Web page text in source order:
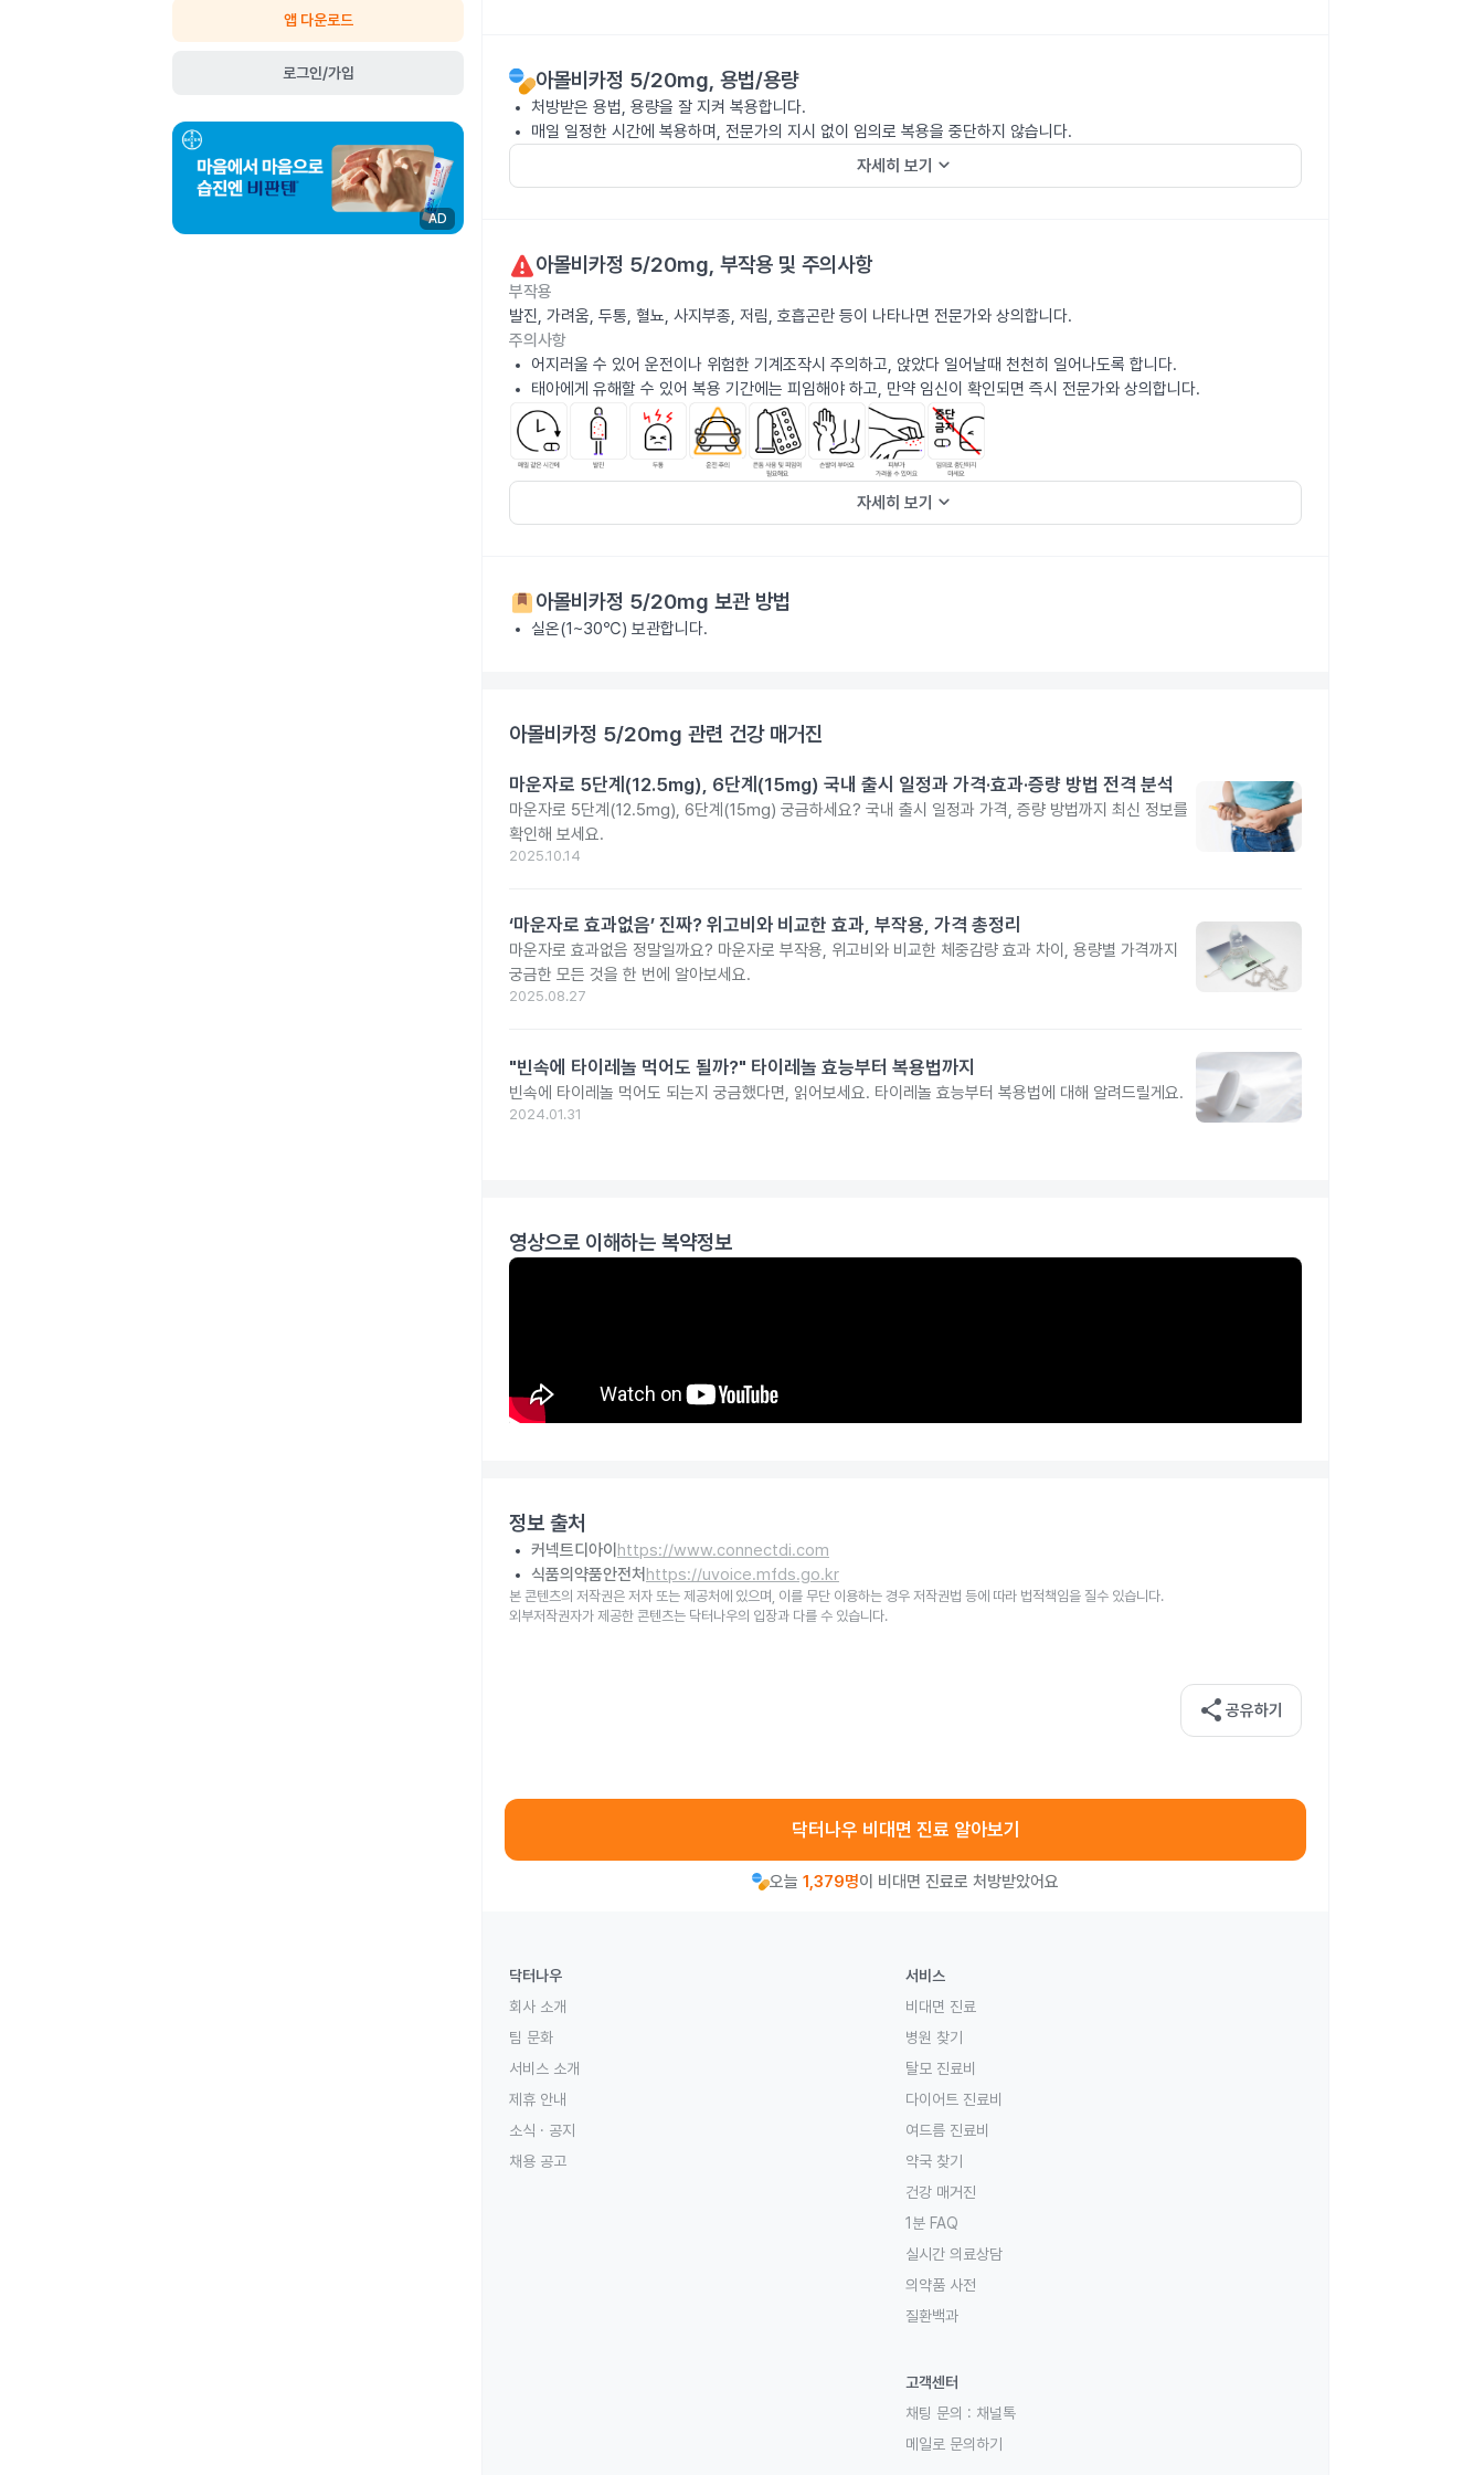
앱 다운로드
로그인/가입
AD
아몰비카정 5/20mg, 용법/용량
처방받은 용법, 용량을 잘 지켜 복용합니다.
매일 일정한 시간에 복용하며, 전문가의 지시 없이 임의로 복용을 중단하지 않습니다.
자세히 보기 keyboard_arrow_down
아몰비카정 5/20mg, 부작용 및 주의사항
부작용
발진, 가려움, 두통, 혈뇨, 사지부종, 저림, 호흡곤란 등이 나타나면 전문가와 상의합니다.
주의사항
어지러울 수 있어 운전이나 위험한 기계조작시 주의하고, 앉았다 일어날때 천천히 일어나도록 합니다.
태아에게 유해할 수 있어 복용 기간에는 피임해야 하고, 만약 임신이 확인되면 즉시 전문가와 상의합니다.
자세히 보기 keyboard_arrow_down
아몰비카정 5/20mg 보관 방법
실온(1~30℃) 보관합니다.
아몰비카정 5/20mg 관련 건강 매거진
마운자로 5단계(12.5mg), 6단계(15mg) 국내 출시 일정과 가격·효과·증량 방법 전격 분석
마운자로 5단계(12.5mg), 6단계(15mg) 궁금하세요? 국내 출시 일정과 가격, 증량 방법까지 최신 정보를
확인해 보세요.
2025.10.14
‘마운자로 효과없음’ 진짜? 위고비와 비교한 효과, 부작용, 가격 총정리
마운자로 효과없음 정말일까요? 마운자로 부작용, 위고비와 비교한 체중감량 효과 차이, 용량별 가격까지
궁금한 모든 것을 한 번에 알아보세요.
2025.08.27
"빈속에 타이레놀 먹어도 될까?" 타이레놀 효능부터 복용법까지
빈속에 타이레놀 먹어도 되는지 궁금했다면, 읽어보세요. 타이레놀 효능부터 복용법에 대해 알려드릴게요.
2024.01.31
영상으로 이해하는 복약정보
정보 출처
커넥트디아이 https://www.connectdi.com
식품의약품안전처 https://uvoice.mfds.go.kr
본 콘텐츠의 저작권은 저자 또는 제공처에 있으며, 이를 무단 이용하는 경우 저작권법 등에 따라 법적책임을 질수 있습니다.
외부저작권자가 제공한 콘텐츠는 닥터나우의 입장과 다를 수 있습니다.
share 공유하기
닥터나우 비대면 진료 알아보기
오늘 1,379명이 비대면 진료로 처방받았어요
닥터나우
회사 소개
팀 문화
서비스 소개
제휴 안내
소식 · 공지
채용 공고
서비스
비대면 진료
병원 찾기
탈모 진료비
다이어트 진료비
여드름 진료비
약국 찾기
건강 매거진
1분 FAQ
실시간 의료상담
의약품 사전
질환백과
고객센터
채팅 문의 : 채널톡
메일로 문의하기